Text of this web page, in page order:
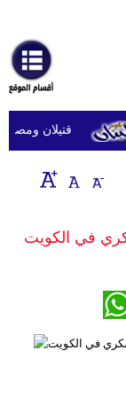
أخبارعاجلة
رياضة
ثقافة
إقتصاد
وموسيقى
وتغذية
قتيلان ومصابون جراء 14 غارة إسرائيلية على
في الكويت